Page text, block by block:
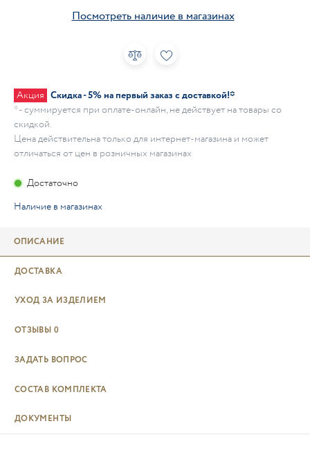
Посмотреть наличие в магазинах
Акция Скидка - 5% на первый заказ с доставкой!*
* - суммируется при оплате-онлайн, не действует на товары со
скидкой.
Цена действительна только для интернет-магазина и может
отличаться от цен в розничных магазинах
Достаточно
Наличие в магазинах
ОПИСАНИЕ
ДОСТАВКА
УХОД ЗА ИЗДЕЛИЕМ
ОТЗЫВЫ 0
ЗАДАТЬ ВОПРОС
СОСТАВ КОМПЛЕКТА
ДОКУМЕНТЫ